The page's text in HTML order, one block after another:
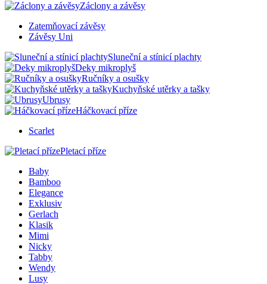
Záclony a závěsy
Zatemňovací závěsy
Závěsy Uni
Sluneční a stínicí plachty
Deky mikroplyš
Ručníky a osušky
Kuchyňské utěrky a tašky
Ubrusy
Háčkovací příze
Scarlet
Pletací příze
Baby
Bamboo
Elegance
Exklusiv
Gerlach
Klasik
Mimi
Nicky
Tabby
Wendy
Lusy